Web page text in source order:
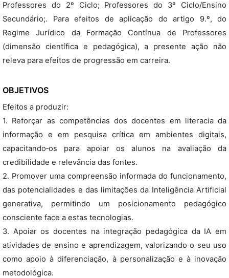
Professores do 2º Ciclo; Professores do 3º Ciclo/Ensino
Secundário;. Para efeitos de aplicação do artigo 9.º, do
Regime Jurídico da Formação Contínua de Professores
(dimensão científica e pedagógica), a presente ação não
releva para efeitos de progressão em carreira.
OBJETIVOS
Efeitos a produzir:
1. Reforçar as competências dos docentes em literacia da
informação e em pesquisa crítica em ambientes digitais,
capacitando‑os para apoiar os alunos na avaliação da
credibilidade e relevância das fontes.
2. Promover uma compreensão informada do funcionamento,
das potencialidades e das limitações da Inteligência Artificial
generativa, permitindo um posicionamento pedagógico
consciente face a estas tecnologias.
3. Apoiar os docentes na integração pedagógica da IA em
atividades de ensino e aprendizagem, valorizando o seu uso
como apoio à diferenciação, à personalização e à inovação
metodológica.